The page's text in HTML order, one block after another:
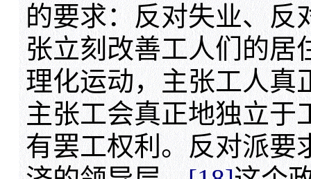
的要求：反对失业、反
张立刻改善工人们的居
理化运动，主张工人真
主张工会真正地独立于
有罢工权利。反对派要